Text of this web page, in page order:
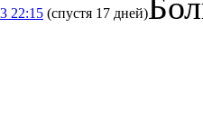
22:15 (спустя 17 дней)